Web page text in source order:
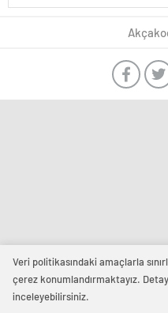
Veri politikasındaki amaçlarla
çerez konumlandırmaktayız.
inceleyebilirsiniz.